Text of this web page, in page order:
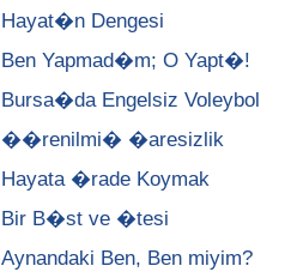
Hayat�n Dengesi
Ben Yapmad�m; O Yapt�!
Bursa�da Engelsiz Voleybol
��renilmi� �aresizlik
Hayata �rade Koymak
Bir B�st ve �tesi
Aynandaki Ben, Ben miyim?